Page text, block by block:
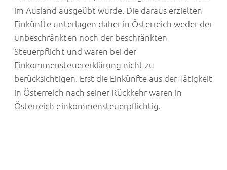
im Ausland ausgeübt wurde. Die daraus erzielten
Einkünfte unterlagen daher in Österreich weder der
unbeschränkten noch der beschränkten
Steuerpflicht und waren bei der
Einkommensteuererklärung nicht zu
berücksichtigen. Erst die Einkünfte aus der Tätigkeit
in Österreich nach seiner Rückkehr waren in
Österreich einkommensteuerpflichtig.